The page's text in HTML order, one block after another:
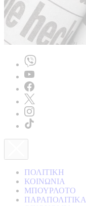
ΠΟΛΙΤΙΚΗ
ΚΟΙΝΩΝΙΑ
ΜΠΟΥΡΛΟΤΟ
ΠΑΡΑΠΟΛΙΤΙΚΑ